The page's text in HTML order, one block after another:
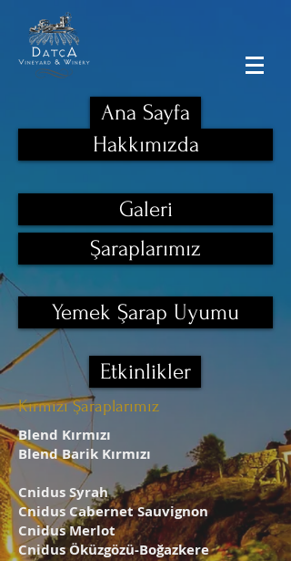
Ana Sayfa
Hakkımızda
Yemek Şarap Uyumu
Şaraplarımız
Galeri
Etkinlikler
Kırmızı Şaraplarımız
Blend Kırmızı
Blend Barik Kırmızı
Cnidus Syrah
Cnidus Cabernet Sauvignon
Cnidus Merlot
Cnidus Öküzgözü-Boğazkere